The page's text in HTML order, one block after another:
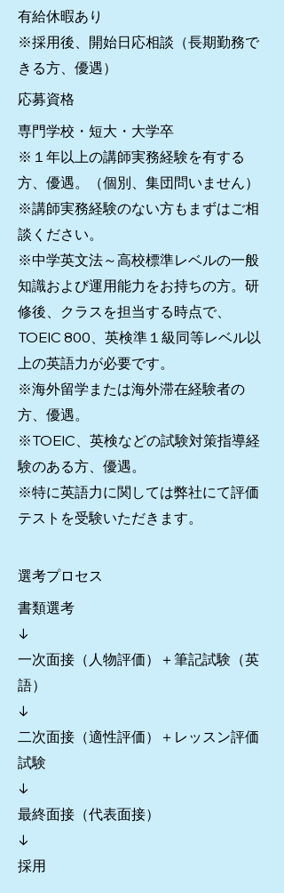
有給休暇あり
※採用後、開始日応相談（長期勤務で
きる方、優遇）
応募資格
専門学校・短大・大学卒
※１年以上の講師実務経験を有する
方、優遇。（個別、集団問いません）
※講師実務経験のない方もまずはご相
談ください。
※中学英文法～高校標準レベルの一般
知識および運用能力をお持ちの方。研
修後、クラスを担当する時点で、
TOEIC 800、英検準１級同等レベル以
上の英語力が必要です。
※海外留学または海外滞在経験者の
方、優遇。
※TOEIC、英検などの試験対策指導経
験のある方、優遇。
※特に英語力に関しては弊社にて評価
テストを受験いただきます。
選考プロセス
書類選考
↓
一次面接（人物評価）＋筆記試験（英
語）
↓
二次面接（適性評価）＋レッスン評価
試験
↓
最終面接（代表面接）
↓
採用